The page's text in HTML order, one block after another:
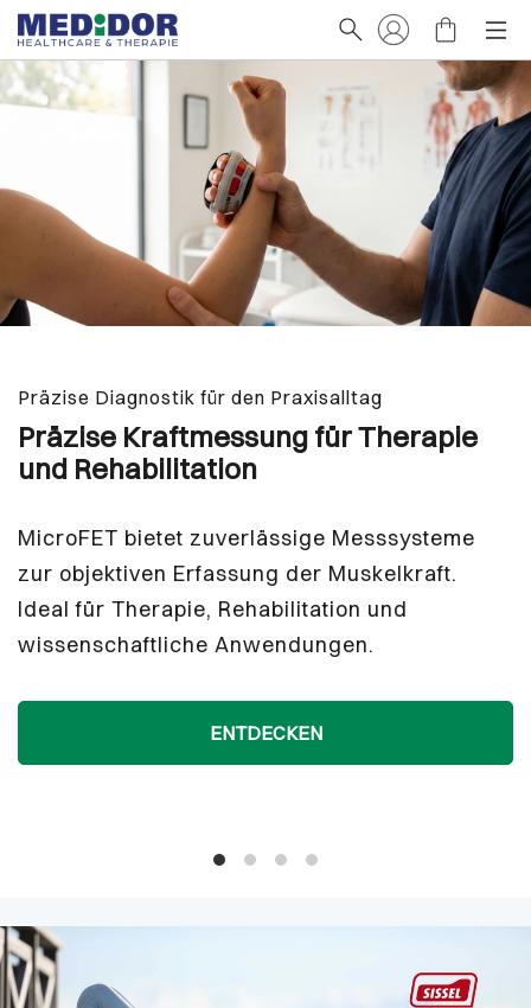
Diagnostik für den Praxisalltag
Kraftmessung für Therapie
Rehabilitation
bietet zuverlässige Messsysteme
Erfassung der Muskelkraft.
für Therapie, Rehabilitation und
Anwendungen.
ENTDECKEN